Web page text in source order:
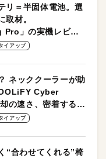
リ＝半固体電池。選
取材。
」の実機レビュ
イアップ
ネッククーラーが助
Cyber
の速さ、密着する冷
な操作性がグッド！
イアップ
“合わせてくれる”椅